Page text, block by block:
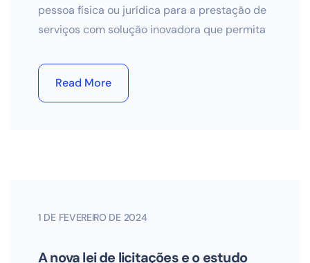
pessoa física ou jurídica para a prestação de
serviços com solução inovadora que permita
Read More
1 DE FEVEREIRO DE 2024
A nova lei de licitações e o estudo